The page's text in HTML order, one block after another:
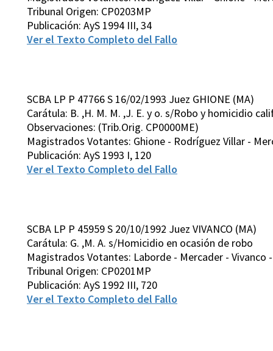
Tribunal Origen: CP0203MP
Publicación: AyS 1994 III, 34
Ver el Texto Completo del Fallo
SCBA LP P 47766 S 16/02/1993 Juez GHIONE (MA)
Carátula: B. ,H. M. M. ,J. E. y o. s/Robo y homicidio
Observaciones: (Trib.Orig. CP0000ME)
Magistrados Votantes: Ghione - Rodríguez Villar -
Publicación: AyS 1993 I, 120
Ver el Texto Completo del Fallo
SCBA LP P 45959 S 20/10/1992 Juez VIVANCO (MA)
Carátula: G. ,M. A. s/Homicidio en ocasión de robo
Magistrados Votantes: Laborde - Mercader - Vivanco
Tribunal Origen: CP0201MP
Publicación: AyS 1992 III, 720
Ver el Texto Completo del Fallo